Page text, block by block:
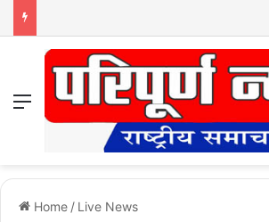
Menu
Home / Live News